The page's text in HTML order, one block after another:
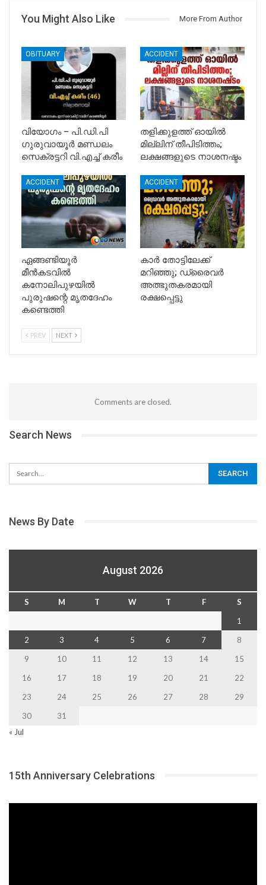
You Might Also Like More From Author
OBITUARY
വിയോഗം – പി.ഡി.പി
ഗുരുവായൂർ മണ്ഡലം
സെക്രട്ടറി വി.എച്ച് കരീം
ACCIDENT
തളിക്കുളത്ത് ഓയിൽ
മില്ലിന് തീപിടിത്തം;
ലക്ഷങ്ങളുടെ നാശനഷ്ടം
ACCIDENT
ഏങ്ങണ്ടിയൂർ
മീൻകടവിൽ
കനോലിപുഴയിൽ
പുരുഷന്റെ മൃതദേഹം
കണ്ടെത്തി
ACCIDENT
കാർ തോട്ടിലേക്ക്
മറിഞ്ഞു; ഡ്രൈവർ
അത്ഭുതകരമായി
രക്ഷപ്പെട്ടു
PREV NEXT
Comments are closed.
Search News
News By Date
August 2026
S M T W T F
S
1
2
3 4 5 6 7
8
9
10 11 12 13 14
15
16
17 18 19 20 21
22
23
24 25 26 27 28
29
30
31
« Jul
15th Anniversary Celebrations